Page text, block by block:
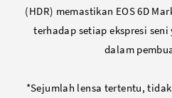
(HDR) memastikan EOS 6D
terhadap setiap ekspresi
dalam
*Sejumlah lensa tertentu,